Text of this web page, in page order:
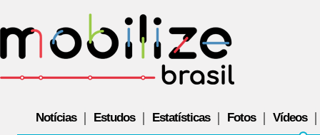
Notícias Estudos Estatísticas Fotos Vídeos